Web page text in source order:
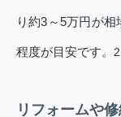
り約3～5万円が
程度が目安です。 2
リフォームや